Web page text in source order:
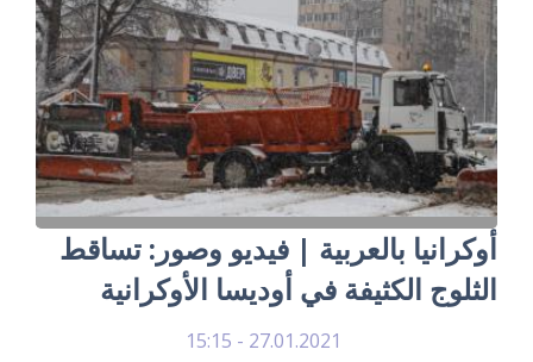
أوكرانيا بالعربية | فيديو وصور: تساقط
الثلوج الكثيفة في أوديسا الأوكرانية
27.01.2021 - 15:15